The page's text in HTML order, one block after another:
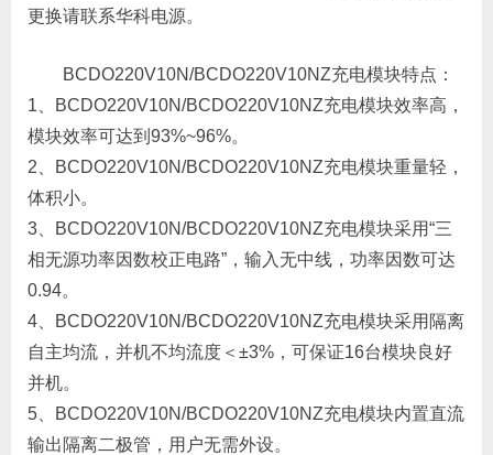
更换请联系华科电源。
BCDO220V10N/BCDO220V10NZ充电模块特点：
1、BCDO220V10N/BCDO220V10NZ充电模块效率高，
模块效率可达到93%~96%。
2、BCDO220V10N/BCDO220V10NZ充电模块重量轻，
体积小。
3、BCDO220V10N/BCDO220V10NZ充电模块采用“三
相无源功率因数校正电路”，输入无中线，功率因数可达
0.94。
4、BCDO220V10N/BCDO220V10NZ充电模块采用隔离
自主均流，并机不均流度＜±3%，可保证16台模块良好
并机。
5、BCDO220V10N/BCDO220V10NZ充电模块内置直流
输出隔离二极管，用户无需外设。